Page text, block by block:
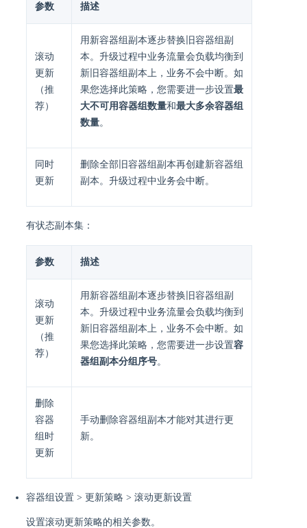
参数 描述
滚动
更新
（推
荐）
用新容器组副本逐步替换旧容器组副
本。升级过程中业务流量会负载均衡到
新旧容器组副本上，业务不会中断。如
果您选择此策略，您需要进一步设置最
大不可用容器组数量和最大多余容器组
数量。
同时
更新
删除全部旧容器组副本再创建新容器组
副本。升级过程中业务会中断。
有状态副本集：
参数 描述
滚动
更新
（推
荐）
用新容器组副本逐步替换旧容器组副
本。升级过程中业务流量会负载均衡到
新旧容器组副本上，业务不会中断。如
果您选择此策略，您需要进一步设置容
器组副本分组序号。
删除
容器
组时
更新
手动删除容器组副本才能对其进行更
新。
容器组设置 > 更新策略 > 滚动更新设置
设置滚动更新策略的相关参数。